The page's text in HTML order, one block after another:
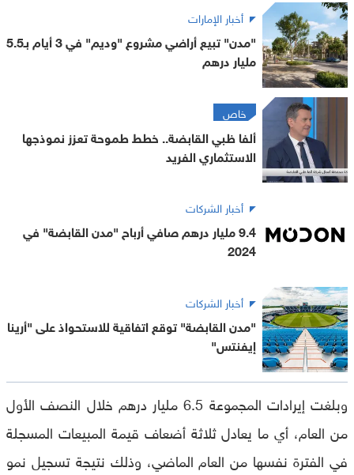
أخبار الإمارات
"مدن" تبيع أراضي مشروع "وديم" في 3 أيام بـ5.5
مليار درهم
خاص
ألفا ظبي القابضة.. خطط طموحة تعزز نموذجها
الاستثماري الفريد
أخبار الشركات
9.4 مليار درهم صافي أرباح "مدن القابضة" في
2024
أخبار الشركات
"مدن القابضة" توقع اتفاقية للاستحواذ على "أرينا
إيفنتس"
وبلغت إيرادات المجموعة 6.5 مليار درهم خلال النصف الأول
من العام، أي ما يعادل ثلاثة أضعاف قيمة المبيعات المسجلة
في الفترة نفسها من العام الماضي، وذلك نتيجة تسجيل نمو